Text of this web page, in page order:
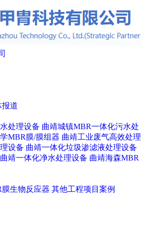
报道
处理设备 曲靖城镇MBR一体化污水处
MBR膜/膜组器 曲靖工业废气高效处理
设备 曲靖一体化垃圾渗滤液处理设备
曲靖一体化净水处理设备 曲靖海森MBR
膜生物反应器 其他工程项目案例